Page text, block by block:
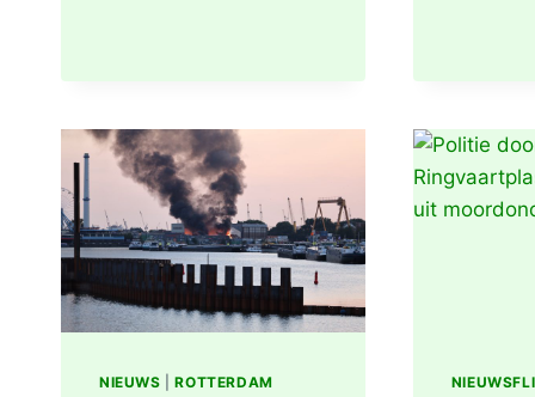
NIEUWS |ROTTERDAM